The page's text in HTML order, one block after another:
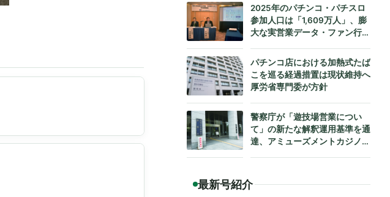
2025年のパチンコ・パチスロ
参加人口は「1,609万人」、膨
大な実営業データ・ファン行動
公式発表
パチンコ店における加熱式たば
こを巡る経過措置は現状維持へ
厚労省専門委が方針
警察庁が「遊技場営業につい
て」の新たな解釈運用基準を通
達、アミューズメントカジノへ
最新号紹介